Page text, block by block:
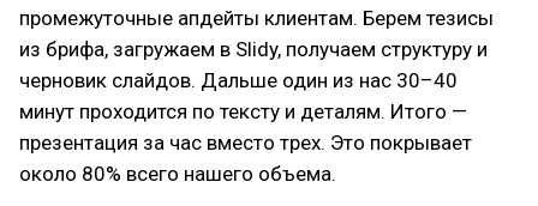
промежуточные апдейты клиентам. Берем тезисы
из брифа, загружаем в Slidy, получаем структуру и
черновик слайдов. Дальше один из нас 30–40
минут проходится по тексту и деталям. Итого —
презентация за час вместо трех. Это покрывает
около 80% всего нашего объема.